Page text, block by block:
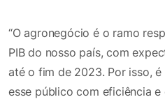
“O agronegócio é o ramo
PIB do nosso país, com
até o fim de 2023. Por isso,
esse público com eficiência e